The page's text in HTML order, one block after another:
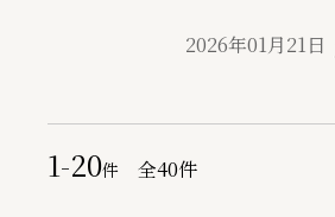
2026年01月21日
1-20件 全40件